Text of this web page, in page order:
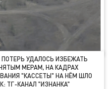
УДАЛОСЬ ИЗБЕЖАТЬ
МЕРАМ, НА КАДРАХ
"КАССЕТЫ" НА НЁМ ШЛО
ТГ-КАНАЛ "ИЗНАНКА"